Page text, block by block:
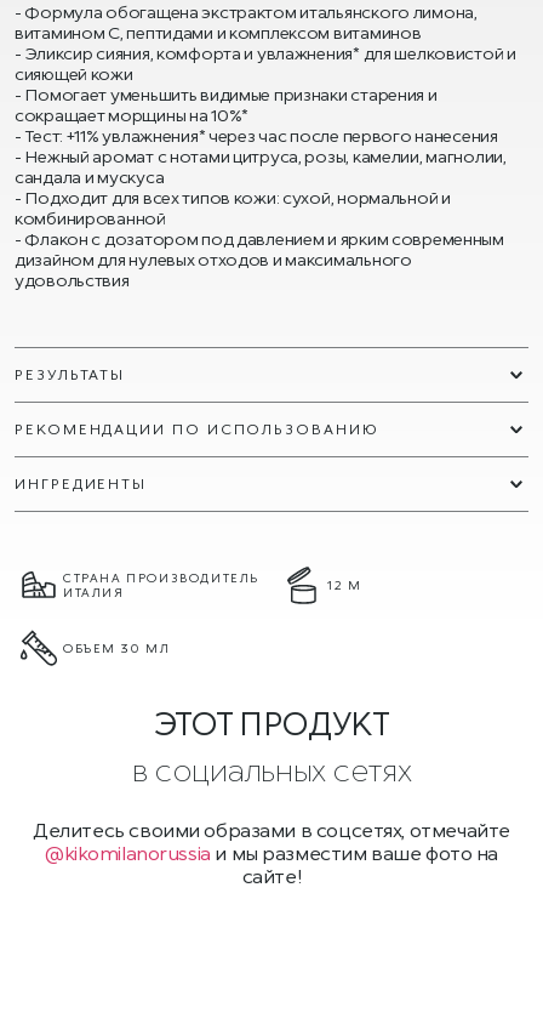
Формула обогащена экстрактом итальянского лимона,
витамином C, пептидами и комплексом витаминов
Эликсир сияния, комфорта и увлажнения* для шелковистой и
сияющей кожи
Помогает уменьшить видимые признаки старения и
сокращает морщины на 10%*
Тест: +11% увлажнения* через час после первого нанесения
Нежный аромат с нотами цитруса, розы, камелии, магнолии,
сандала и мускуса
Подходит для всех типов кожи: сухой, нормальной и
комбинированной
Флакон с дозатором под давлением и ярким современным
дизайном для нулевых отходов и максимального
удовольствия
РЕЗУЛЬТАТЫ
РЕКОМЕНДАЦИИ ПО ИСПОЛЬЗОВАНИЮ
ИНГРЕДИЕНТЫ
СТРАНА ПРОИЗВОДИТЕЛЬ
ИТАЛИЯ
12 М
ОБЪЕМ 30 МЛ
ЭТОТ ПРОДУКТ
в социальных сетях
Делитесь своими образами в соцсетях, отмечайте
@kikomilanorussia и мы разместим ваше фото на
сайте!